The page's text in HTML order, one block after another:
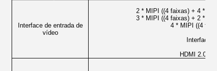
Interface de entrada de
vídeo
2 * MIPI ((4 faixas) + 4 *
3 * MIPI ((4 faixas) + 2 *
4 * MIPI ((4
Interface
HDMI 2.0